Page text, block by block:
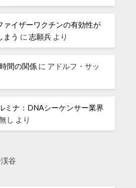
ァイザーワクチンの有効性が
まう に志願兵 より
間の関係 に アドルフ・サッ
ミナ：DNAシーケンサー業界
し より
谷